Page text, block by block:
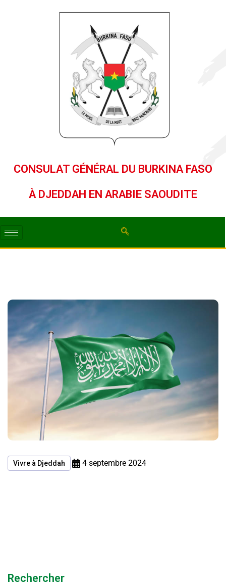
CONSULAT GÉNÉRAL DU BURKINA FASO
À DJEDDAH EN ARABIE SAOUDITE
Vivre à Djeddah 4 septembre 2024
Rechercher